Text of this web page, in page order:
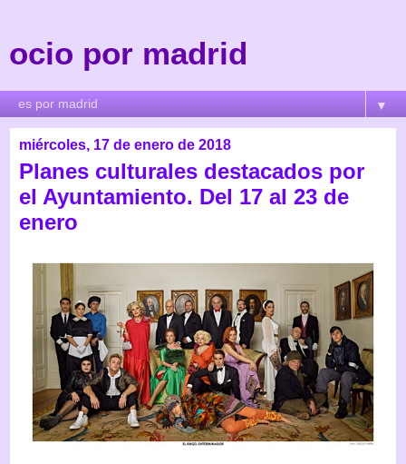
ocio por madrid
▼
miércoles, 17 de enero de 2018
Planes culturales destacados por
el Ayuntamiento. Del 17 al 23 de
enero